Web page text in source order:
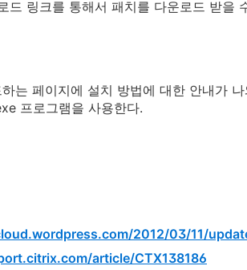
드 링크를 통해서 패치를 다운로드 받을
는 페이지에 설치 방법에 대한 안내가
프로그램을 사용한다.
2012/03/11/
article/CTX138186